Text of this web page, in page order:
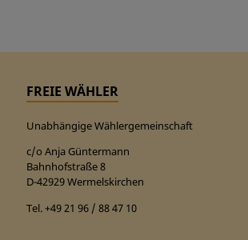
FREIE WÄHLER
Unabhängige Wählergemeinschaft
c/o Anja Güntermann
Bahnhofstraße 8
D-42929 Wermelskirchen
Tel. +49 21 96 / 88 47 10